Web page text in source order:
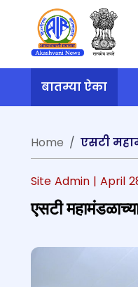
बातम्या ऐका
Home
एसटी
Site Admin | April
एसटी